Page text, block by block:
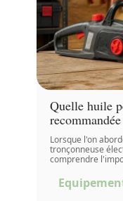
Quelle huile
Lorsque l'on
tronçonneuse
comprendre